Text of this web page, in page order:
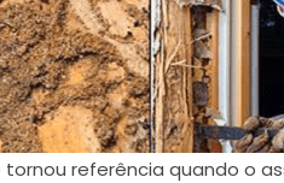
referência quando o